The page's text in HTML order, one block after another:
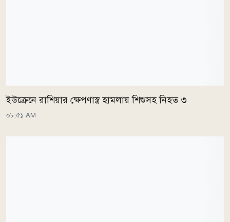
ইউক্রেনে রাশিয়ার ক্ষেপণাস্ত্র হামলায় শিশুসহ নিহত ৩
০৮:৫১ AM